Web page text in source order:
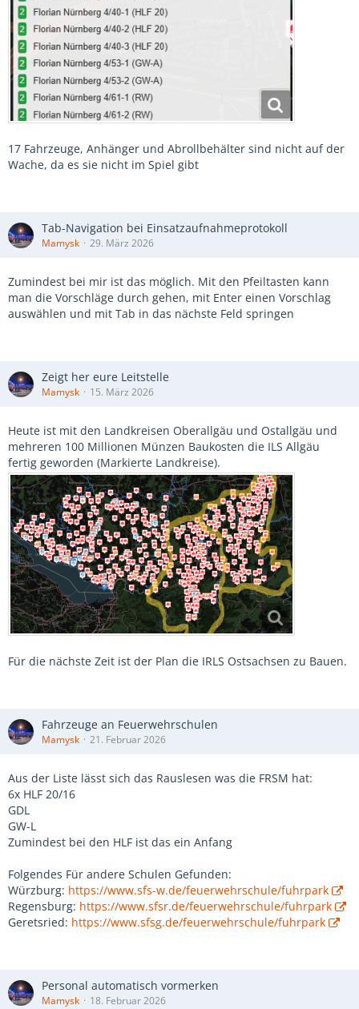
17 Fahrzeuge, Anhänger und Abrollbehälter sind nicht auf der
Wache, da es sie nicht im Spiel gibt
Tab-Navigation bei Einsatzaufnahmeprotokoll
Mamysk 29. März 2026
Zumindest bei mir ist das möglich. Mit den Pfeiltasten kann
man die Vorschläge durch gehen, mit Enter einen Vorschlag
auswählen und mit Tab in das nächste Feld springen
Zeigt her eure Leitstelle
Mamysk 15. März 2026
Heute ist mit den Landkreisen Oberallgäu und Ostallgäu und
mehreren 100 Millionen Münzen Baukosten die ILS Allgäu
fertig geworden (Markierte Landkreise).
Für die nächste Zeit ist der Plan die IRLS Ostsachsen zu Bauen.
Fahrzeuge an Feuerwehrschulen
Mamysk 21. Februar 2026
Aus der Liste lässt sich das Rauslesen was die FRSM hat:
6x HLF 20/16
GDL
GW-L
Zumindest bei den HLF ist das ein Anfang
Folgendes Für andere Schulen Gefunden:
Würzburg: https://www.sfs-w.de/feuerwehrschule/fuhrpark
Regensburg: https://www.sfsr.de/feuerwehrschule/fuhrpark
Geretsried: https://www.sfsg.de/feuerwehrschule/fuhrpark
Personal automatisch vormerken
Mamysk 18. Februar 2026